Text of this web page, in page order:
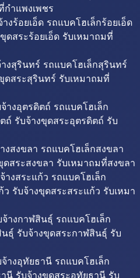
กำแพงเพชร
งร้อยเอ็ด รถแบคโฮเล็กร้อยเอ็ด
ดสระร้อยเอ็ด รับเหมาถมที่
งสุรินทร์ รถแบคโฮเล็กสุรินทร์
ดสระสุรินทร์ รับเหมาถมที่
างอุตรดิตถ์ รถแบคโฮเล็ก
ถ์ รับจ้างขุดสระอุตรดิตถ์ รับ
งสงขลา รถแบคโฮเล็กสงขลา
ดสระสงขลา รับเหมาถมที่สงขลา
งสระแก้ว รถแบคโฮเล็ก
รับจ้างขุดสระสระแก้ว รับเหมา
างกาฬสินธุ์ รถแบคโฮเล็ก
ธุ์ รับจ้างขุดสระกาฬสินธุ์ รับ
างอุทัยธานี รถแบคโฮเล็ก
นี รับจ้างขุดสระอุทัยธานี รับ